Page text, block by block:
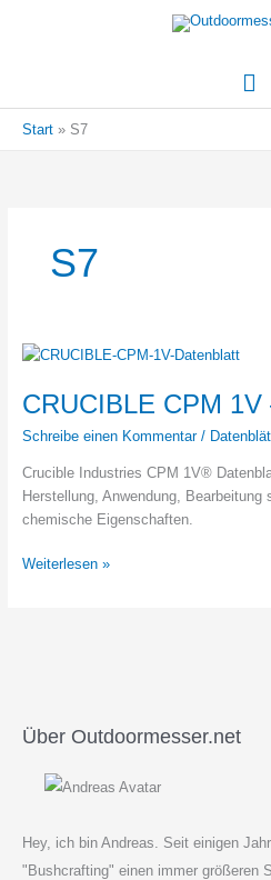
Start S7
S7
CRUCIBLE CPM 1V
Schreibe einen Kommentar /
Crucible Industries CPM 1V®
Herstellung, Anwendung,
chemische Eigenschaften.
CRUCIBLE
Weiterlesen »
Über Outdoormesser.net
Hey, ich bin Andreas. Seit einigen
"Bushcrafting" einen immer größeren